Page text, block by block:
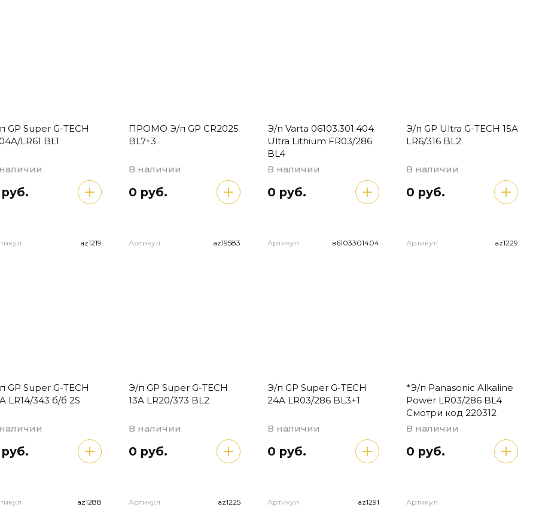
GP Super G-TECH
LR61 BL1
az1219
ПРОМО Э/п GP CR2025
BL7+3
В наличии
0 руб.
Артикул az19583
Э/п Varta 06103.301.404
Ultra Lithium FR03/286
BL4
В наличии
0 руб.
Артикул в6103301404
Э/п GP Ultra G-TECH 15A
LR6/316 BL2
В наличии
0 руб.
Артикул az1229
GP Super G-TECH
LR14/343 б/б 2S
az1288
Э/п GP Super G-TECH
13A LR20/373 BL2
В наличии
0 руб.
Артикул az1225
Э/п GP Super G-TECH
24A LR03/286 BL3+1
В наличии
0 руб.
Артикул az1291
*Э/п Panasonic Alkaline
Power LR03/286 BL4
Смотри код 220312
В наличии
0 руб.
Артикул